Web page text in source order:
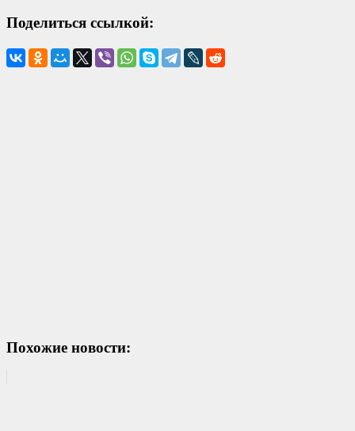
Поделиться ссылкой:
Похожие новости: